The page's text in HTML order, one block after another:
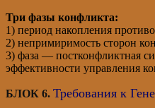
Три фазы конфликта:
1) период накопления
2) непримиримость сторон
3) фаза — постконфликтная
эффективности управления
БЛОК 6. Требования к